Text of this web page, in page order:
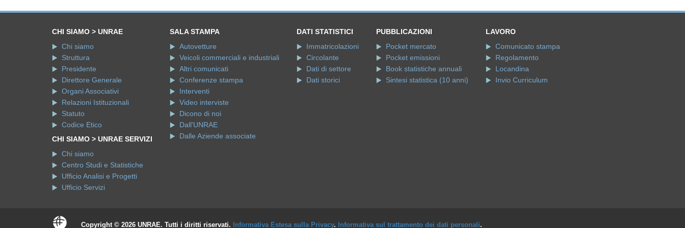
Presidente
Organi Associativi
Relazioni Istituzionali
Statuto
Codice Etico
CHI SIAMO > UNRAE SERVIZI
Chi siamo
Centro Studi e Statistiche
Ufficio Analisi e Progetti
Ufficio Servizi
Altri comunicati
Interventi
Video interviste
Dicono di noi
Dall'UNRAE
Dalle Aziende associate
Dati di settore
Book statistiche annuali
Locandina
Copyright © 2026 UNRAE. Tutti i diritti riservati.